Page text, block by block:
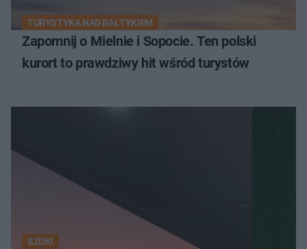
TURYSTYKA NAD BAŁTYKIEM
Zapomnij o Mielnie i Sopocie. Ten polski
kurort to prawdziwy hit wśród turystów
SZOK!